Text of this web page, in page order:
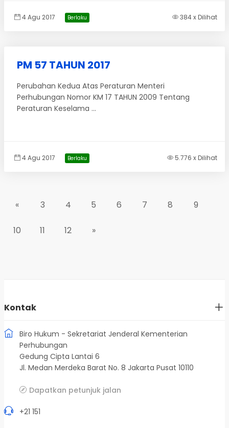
4 Agu 2017 Berlaku 384 x Dilihat
PM 57 TAHUN 2017
Perubahan Kedua Atas Peraturan Menteri
Perhubungan Nomor KM 17 TAHUN 2009 Tentang
Peraturan Keselama ...
4 Agu 2017 Berlaku 5.776 x Dilihat
« 3 4 5 6 7 8 9
10 11 12 »
Kontak
Biro Hukum - Sekretariat Jenderal Kementerian
Perhubungan
Gedung Cipta Lantai 6
Jl. Medan Merdeka Barat No. 8 Jakarta Pusat 10110
Dapatkan petunjuk jalan
+21 151